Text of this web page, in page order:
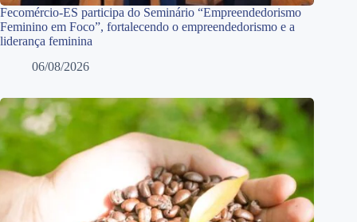
Fecomércio-ES participa do Seminário “Empreendedorismo
Feminino em Foco”, fortalecendo o empreendedorismo e a
liderança feminina
06/08/2026